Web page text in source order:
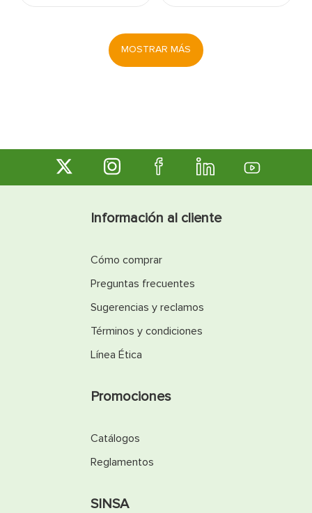
MOSTRAR MÁS
Información al cliente
Cómo comprar
Preguntas frecuentes
Sugerencias y reclamos
Términos y condiciones
Línea Ética
Promociones
Catálogos
Reglamentos
SINSA